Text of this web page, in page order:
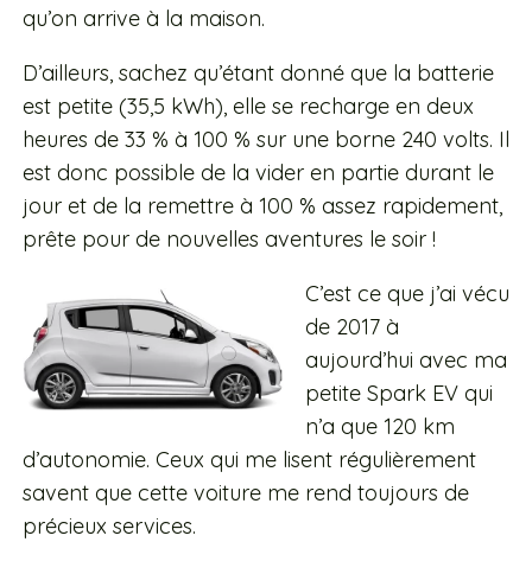
qu’on arrive à la maison.
D’ailleurs, sachez qu’étant donné que la batterie
est petite (35,5 kWh), elle se recharge en deux
heures de 33 % à 100 % sur une borne 240 volts. Il
est donc possible de la vider en partie durant le
jour et de la remettre à 100 % assez rapidement,
prête pour de nouvelles aventures le soir !
C’est ce que j’ai vécu
de 2017 à
aujourd’hui avec ma
petite Spark EV qui
n’a que 120 km
d’autonomie. Ceux qui me lisent régulièrement
savent que cette voiture me rend toujours de
précieux services.